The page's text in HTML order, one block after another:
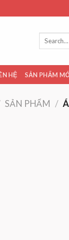
Search
HỆ SẢN PHẨM
SẢN PHẨM /